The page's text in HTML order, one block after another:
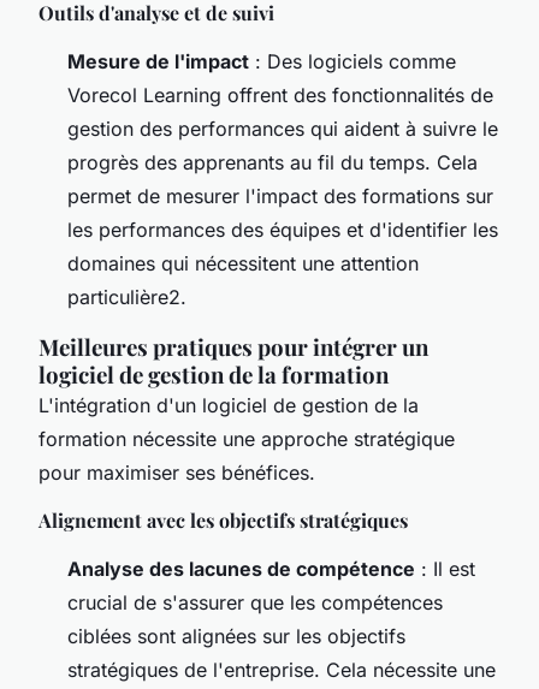
Outils d'analyse et de suivi
Mesure de l'impact : Des logiciels comme
Vorecol Learning offrent des fonctionnalités de
gestion des performances qui aident à suivre le
progrès des apprenants au fil du temps. Cela
permet de mesurer l'impact des formations sur
les performances des équipes et d'identifier les
domaines qui nécessitent une attention
particulière2.
Meilleures pratiques pour intégrer un
logiciel de gestion de la formation
L'intégration d'un logiciel de gestion de la
formation nécessite une approche stratégique
pour maximiser ses bénéfices.
Alignement avec les objectifs stratégiques
Analyse des lacunes de compétence : Il est
crucial de s'assurer que les compétences
ciblées sont alignées sur les objectifs
stratégiques de l'entreprise. Cela nécessite une